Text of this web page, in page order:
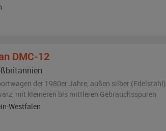
DMC-12
der 1980er Jahre, außen silber (Edelstahl)
, mit kleineren bis mittleren Gebrauchsspuren
Westfalen